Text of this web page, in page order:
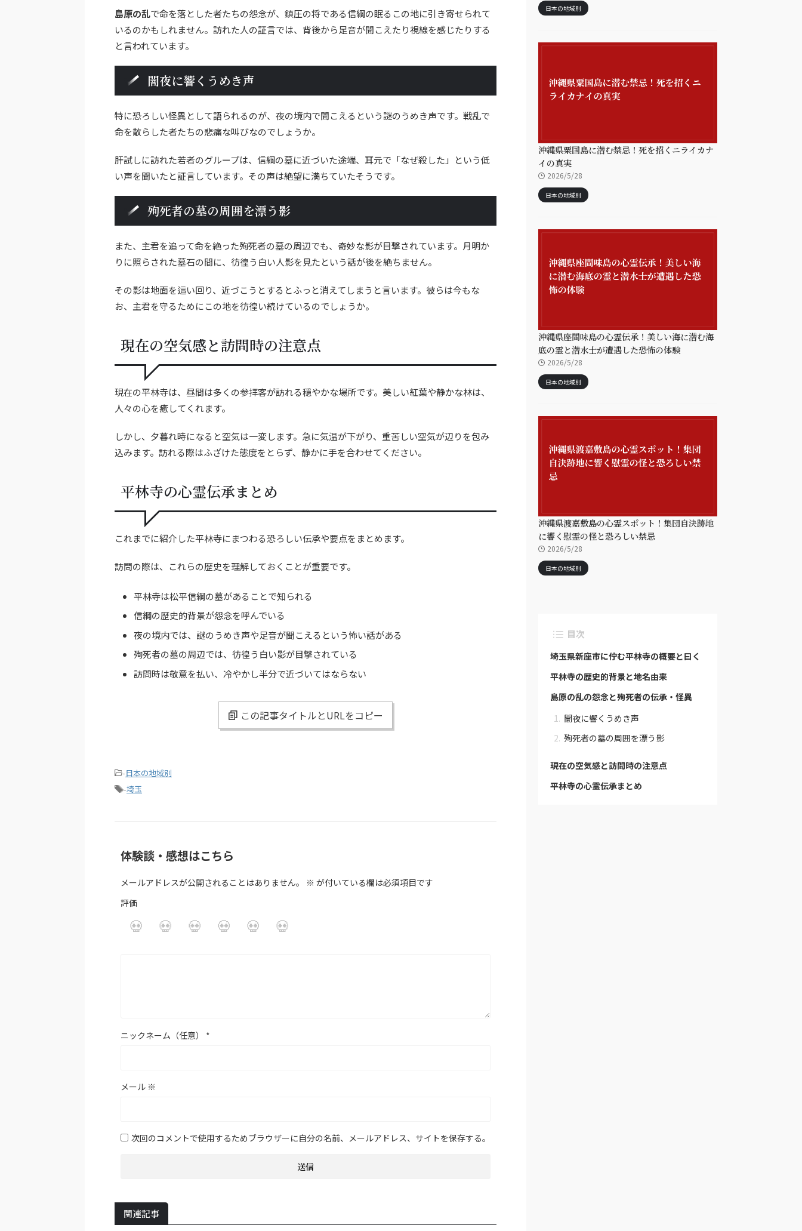
島原の乱で命を落とした者たちの怨念が、鎮圧の将である信綱の眠るこの地に引き寄せられて
いるのかもしれません。訪れた人の証言では、背後から足音が聞こえたり視線を感じたりする
と言われています。
闇夜に響くうめき声
特に恐ろしい怪異として語られるのが、夜の境内で聞こえるという謎のうめき声です。戦乱で
命を散らした者たちの悲痛な叫びなのでしょうか。
肝試しに訪れた若者のグループは、信綱の墓に近づいた途端、耳元で「なぜ殺した」という低
い声を聞いたと証言しています。その声は絶望に満ちていたそうです。
殉死者の墓の周囲を漂う影
また、主君を追って命を絶った殉死者の墓の周辺でも、奇妙な影が目撃されています。月明か
りに照らされた墓石の間に、彷徨う白い人影を見たという話が後を絶ちません。
その影は地面を這い回り、近づこうとするとふっと消えてしまうと言います。彼らは今もな
お、主君を守るためにこの地を彷徨い続けているのでしょうか。
現在の空気感と訪問時の注意点
現在の平林寺は、昼間は多くの参拝客が訪れる穏やかな場所です。美しい紅葉や静かな林は、
人々の心を癒してくれます。
しかし、夕暮れ時になると空気は一変します。急に気温が下がり、重苦しい空気が辺りを包み
込みます。訪れる際はふざけた態度をとらず、静かに手を合わせてください。
平林寺の心霊伝承まとめ
これまでに紹介した平林寺にまつわる恐ろしい伝承や要点をまとめます。
訪問の際は、これらの歴史を理解しておくことが重要です。
平林寺は松平信綱の墓があることで知られる
信綱の歴史的背景が怨念を呼んでいる
夜の境内では、謎のうめき声や足音が聞こえるという怖い話がある
殉死者の墓の周辺では、彷徨う白い影が目撃されている
訪問時は敬意を払い、冷やかし半分で近づいてはならない
この記事タイトルとURLをコピー
-日本の地域別
-埼玉
体験談・感想はこちら
メールアドレスが公開されることはありません。 ※ が付いている欄は必須項目です
評価
ニックネーム（任意） *
メール ※
次回のコメントで使用するためブラウザーに自分の名前、メールアドレス、サイトを保存する。
関連記事
日本の地域別
沖縄県粟国島に潜む禁忌！死を招くニライカナ
イの真実
2026/5/28
日本の地域別
沖縄県座間味島の心霊伝承！美しい海に潜む海
底の霊と潜水士が遭遇した恐怖の体験
2026/5/28
日本の地域別
沖縄県渡嘉敷島の心霊スポット！集団自決跡地
に響く慰霊の怪と恐ろしい禁忌
2026/5/28
日本の地域別
目次
埼玉県新座市に佇む平林寺の概要と曰く
平林寺の歴史的背景と地名由来
島原の乱の怨念と殉死者の伝承・怪異
闇夜に響くうめき声
殉死者の墓の周囲を漂う影
現在の空気感と訪問時の注意点
平林寺の心霊伝承まとめ